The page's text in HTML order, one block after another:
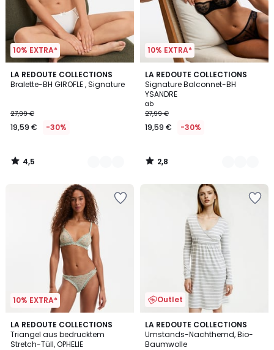
10% EXTRA*
LA REDOUTE COLLECTIONS
Bralette-BH GIROFLE , Signature
27,99 €
19,59 € -30%
4,5
/ 5
2
Farben
4,5
/
10% EXTRA*
LA REDOUTE COLLECTIONS
Signature Balconnet-BH
YSANDRE
ab
27,99 €
19,59 € -30%
2,8
/ 5
2
Farben
2,8
/
10% EXTRA*
LA REDOUTE COLLECTIONS
Triangel aus bedrucktem
Stretch-Tüll, OPHELIE
Outlet
LA REDOUTE COLLECTIONS
Umstands-Nachthemd, Bio-
Baumwolle
4,5
/ 5